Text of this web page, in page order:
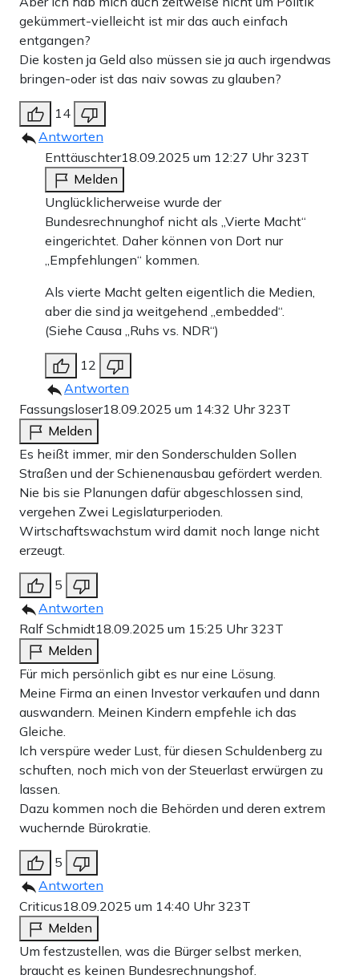
gekümmert-vielleicht ist mir das auch einfach
entgangen?
Die kosten ja Geld also müssen sie ja auch irgendwas
bringen-oder ist das naiv sowas zu glauben?
14
Antworten
Enttäuschter18.09.2025 um 12:27 Uhr323T
Melden
Unglücklicherweise wurde der
Bundesrechnunghof nicht als „Vierte Macht“
eingerichtet. Daher können von Dort nur
„Empfehlungen“ kommen.
Als vierte Macht gelten eigentlich die Medien,
aber die sind ja weitgehend „embedded“.
(Siehe Causa „Ruhs vs. NDR“)
12
Antworten
Fassungsloser18.09.2025 um 14:32 Uhr323T
Melden
Es heißt immer, mir den Sonderschulden Sollen
Straßen und der Schienenausbau gefördert werden.
Nie bis sie Planungen dafür abgeschlossen sind,
vergehen Zwei Legislaturperioden.
Wirtschaftswachstum wird damit noch lange nicht
erzeugt.
5
Antworten
Ralf Schmidt18.09.2025 um 15:25 Uhr323T
Melden
Für mich persönlich gibt es nur eine Lösung.
Meine Firma an einen Investor verkaufen und dann
auswandern. Meinen Kindern empfehle ich das
Gleiche.
Ich verspüre weder Lust, für diesen Schuldenberg zu
schuften, noch mich von der Steuerlast erwürgen zu
lassen.
Dazu kommen noch die Behörden und deren extrem
wuchernde Bürokratie.
5
Antworten
Criticus18.09.2025 um 14:40 Uhr323T
Melden
Um festzustellen, was die Bürger selbst merken,
braucht es keinen Bundesrechnungshof.